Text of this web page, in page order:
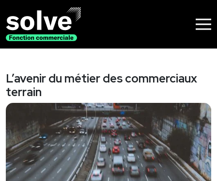
Nos solutions
Accompagnement de dirigeants
Nos métiers
Commerciaux
Commerce digital
Management commercial
L’avenir du métier des commerciaux
terrain